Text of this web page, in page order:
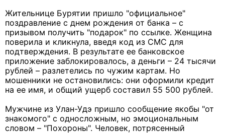
Жительнице Бурятии пришло "официальное"
поздравление с днем рождения от банка – с
призывом получить "подарок" по ссылке. Женщина
поверила и кликнула, введя код из СМС для
подтверждения. В результате ее банковское
приложение заблокировалось, а деньги – 24 тысячи
рублей – разлетелись по чужим картам. Но
мошенники не остановились: они оформили кредит
на ее имя, и общий ущерб составил 55 500 рублей.
Мужчине из Улан-Удэ пришло сообщение якобы "от
знакомого" с односложным, но эмоциональным
словом – "Похороны". Человек, потрясенный